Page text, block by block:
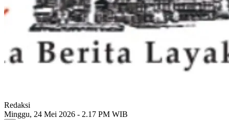
Redaksi
Minggu, 24 Mei 2026 - 2.17 PM WIB